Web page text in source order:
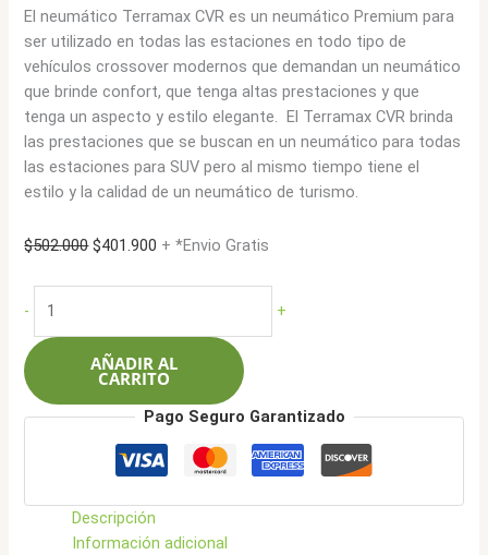
El neumático Terramax CVR es un neumático Premium para
ser utilizado en todas las estaciones en todo tipo de
vehículos crossover modernos que demandan un neumático
que brinde confort, que tenga altas prestaciones y que
tenga un aspecto y estilo elegante. El Terramax CVR brinda
las prestaciones que se buscan en un neumático para todas
las estaciones para SUV pero al mismo tiempo tiene el
estilo y la calidad de un neumático de turismo.
$502.000El
$401.900 El
$401.900.
+ *Envio Gratis
-
235/60R16
100H
Terramax
CVR
cantidad
+
AÑADIR AL
CARRITO
Pago Seguro Garantizado
Descripción
Información adicional